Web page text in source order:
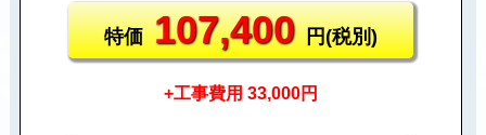
特価107,400円(税別)
+工事費用 33,000円